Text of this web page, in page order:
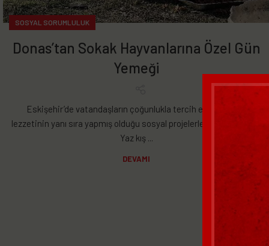
SOSYAL SORUMLULUK
Donas’tan Sokak Hayvanlarına Özel Gün
Yemeği
Eskişehir’de vatandaşların çoğunlukla tercih ettiği Donas
lezzetinin yanı sıra yapmış olduğu sosyal projelerle dikkat çekiyor.
Yaz kış ...
DEVAMI